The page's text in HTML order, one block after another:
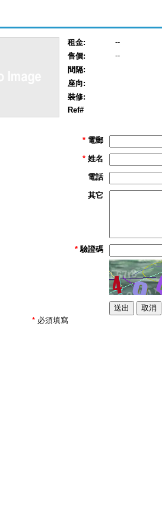
租金:
--
售價:
--
間隔:
座向:
裝修:
Ref#
* 電郵
* 姓名
電話
其它
* 驗證碼
* 必須填寫